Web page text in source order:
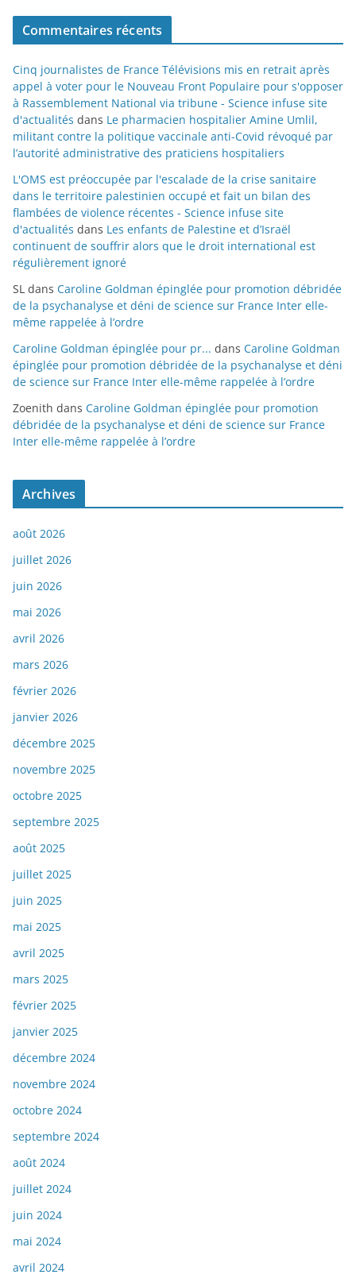
Commentaires récents
Cinq journalistes de France Télévisions mis en retrait après
appel à voter pour le Nouveau Front Populaire pour s'opposer
à Rassemblement National via tribune - Science infuse site
d'actualités dans Le pharmacien hospitalier Amine Umlil,
militant contre la politique vaccinale anti-Covid révoqué par
l’autorité administrative des praticiens hospitaliers
L'OMS est préoccupée par l'escalade de la crise sanitaire
dans le territoire palestinien occupé et fait un bilan des
flambées de violence récentes - Science infuse site
d'actualités dans Les enfants de Palestine et d’Israël
continuent de souffrir alors que le droit international est
régulièrement ignoré
SL dans Caroline Goldman épinglée pour promotion débridée
de la psychanalyse et déni de science sur France Inter elle-
même rappelée à l’ordre
Caroline Goldman épinglée pour pr... dans Caroline Goldman
épinglée pour promotion débridée de la psychanalyse et déni
de science sur France Inter elle-même rappelée à l’ordre
Zoenith dans Caroline Goldman épinglée pour promotion
débridée de la psychanalyse et déni de science sur France
Inter elle-même rappelée à l’ordre
Archives
août 2026
juillet 2026
juin 2026
mai 2026
avril 2026
mars 2026
février 2026
janvier 2026
décembre 2025
novembre 2025
octobre 2025
septembre 2025
août 2025
juillet 2025
juin 2025
mai 2025
avril 2025
mars 2025
février 2025
janvier 2025
décembre 2024
novembre 2024
octobre 2024
septembre 2024
août 2024
juillet 2024
juin 2024
mai 2024
avril 2024